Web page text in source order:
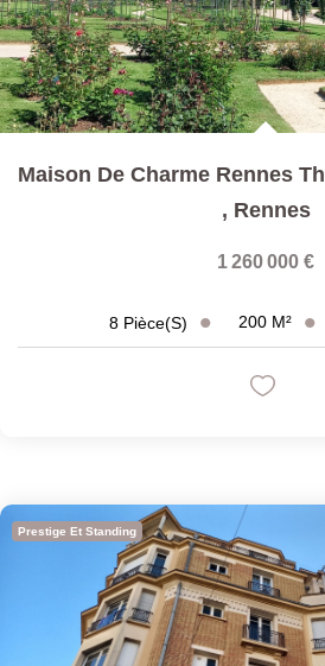
, Rennes
1 260 000 €
8 Pièce(s) 200 M²
Prestige Et Standing